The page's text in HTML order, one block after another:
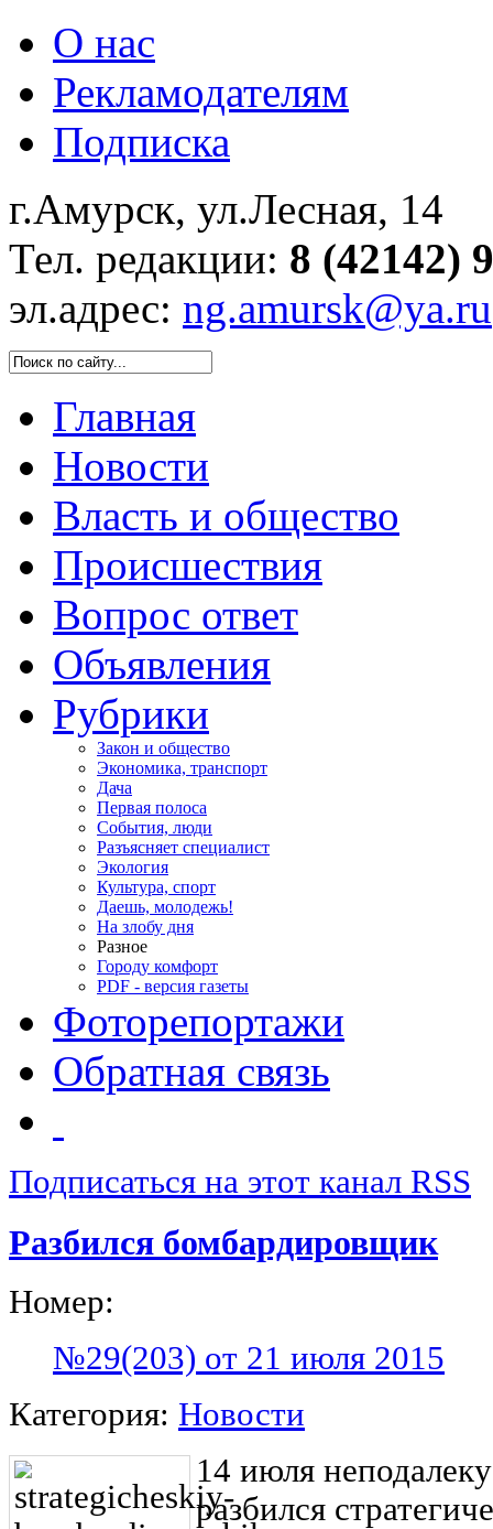
О нас
Рекламодателям
Подписка
г.Амурск, ул.Лесная, 14
Тел. редакции: 8 (42142)
эл.адрес: ng.amursk@ya.ru
Главная
Новости
Власть и общество
Происшествия
Вопрос ответ
Объявления
Рубрики
Закон и общество
Экономика, транспорт
Дача
Первая полоса
События, люди
Разъясняет специалист
Экология
Культура, спорт
Даешь, молодежь!
На злобу дня
Разное
Городу комфорт
PDF - версия газеты
Фоторепортажи
Обратная связь
Подписаться на этот канал RSS
Разбился бомбардировщик
Номер:
№29(203) от 21 июля 2015
Категория: Новости
14 июля
разбился